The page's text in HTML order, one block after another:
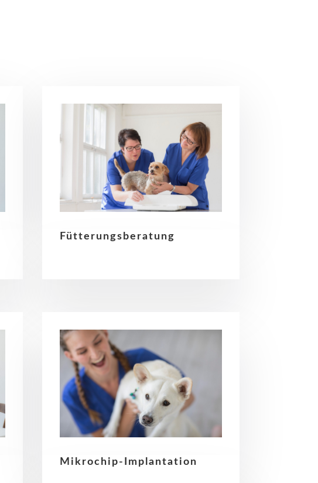
Fütterungsberatung
Mikrochip-Implantation